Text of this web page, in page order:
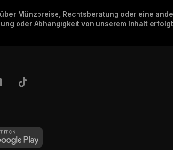
Münzpreise, Rechtsberatung oder eine
oder Abhängigkeit von unserem Inhalt erfolgt